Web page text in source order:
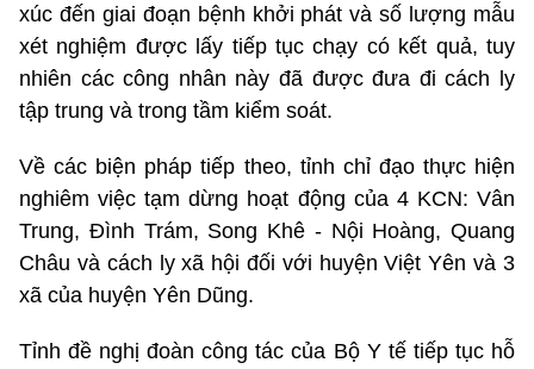
xúc đến giai đoạn bệnh khởi phát và số lượng mẫu
xét nghiệm được lấy tiếp tục chạy có kết quả, tuy
nhiên các công nhân này đã được đưa đi cách ly
tập trung và trong tầm kiểm soát.
Về các biện pháp tiếp theo, tỉnh chỉ đạo thực hiện
nghiêm việc tạm dừng hoạt động của 4 KCN: Vân
Trung, Đình Trám, Song Khê - Nội Hoàng, Quang
Châu và cách ly xã hội đối với huyện Việt Yên và 3
xã của huyện Yên Dũng.
Tỉnh đề nghị đoàn công tác của Bộ Y tế tiếp tục hỗ